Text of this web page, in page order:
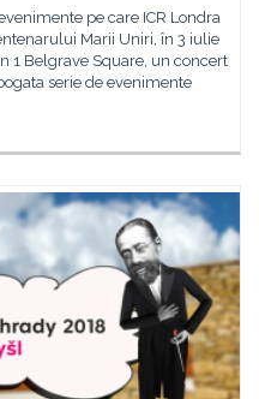
pe care ICR Londra
Marii Uniri, în 3 iulie
1 Belgrave Square, un concert
serie de evenimente